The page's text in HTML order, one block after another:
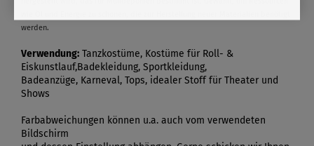
werden.
Verwendung: Tanzkostüme, Kostüme für Roll- &
Eiskunstlauf,Badekleidung, Sportkleidung,
Badeanzüge, Karneval, Tops, idealer Stoff für Theater und
Shows
Farbabweichungen können u.a. auch vom verwendeten
Bildschirm